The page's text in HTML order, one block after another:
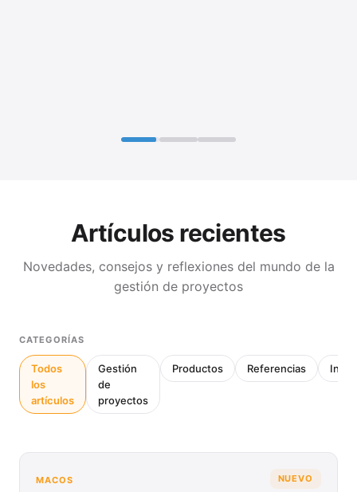
Artículos recientes
Novedades, consejos y reflexiones del mundo de la
gestión de proyectos
CATEGORÍAS
Todos
los
artículos
Gestión
de
proyectos
Productos Referencias
NUEVO
MACOS